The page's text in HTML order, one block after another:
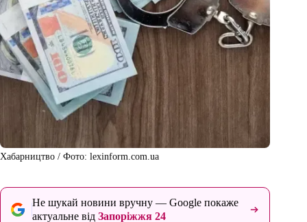
Хабарництво / Фото: lexinform.com.ua
Не шукай новини вручну — Google покаже
актуальне від Запоріжжя 24